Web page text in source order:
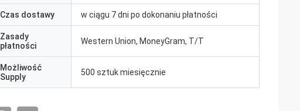
Czas dostawy w ciągu 7 dni po dokonaniu płatności
Zasady
płatności
Western Union, MoneyGram, T/T
Możliwość
Supply
500 sztuk miesięcznie